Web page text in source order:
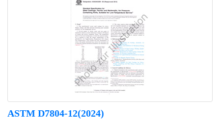
ASTM D7804-12(2024)